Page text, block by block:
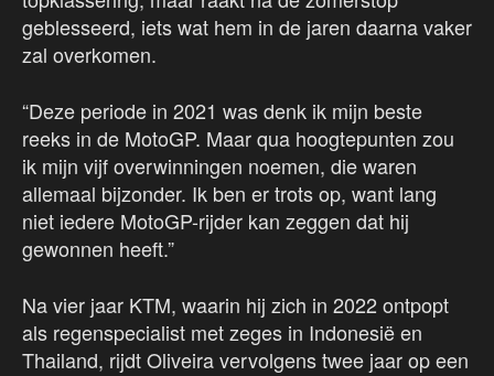
geblesseerd, iets wat hem in de jaren daarna vaker
zal overkomen.
“Deze periode in 2021 was denk ik mijn beste
reeks in de MotoGP. Maar qua hoogtepunten zou
ik mijn vijf overwinningen noemen, die waren
allemaal bijzonder. Ik ben er trots op, want lang
niet iedere MotoGP-rijder kan zeggen dat hij
gewonnen heeft.”
Na vier jaar KTM, waarin hij zich in 2022 ontpopt
als regenspecialist met zeges in Indonesië en
Thailand, rijdt Oliveira vervolgens twee jaar op een